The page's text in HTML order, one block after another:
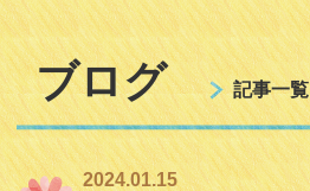
ブログ 記事一覧
2024.01.15